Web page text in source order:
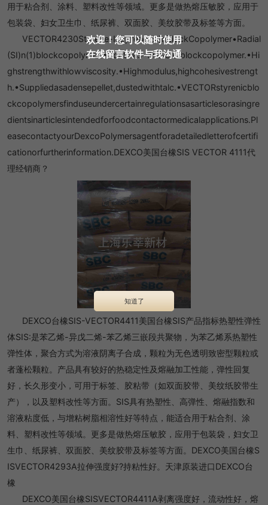
用于粘合剂、涂料、塑料改性等领域。更多是做热熔压敏胶，应用于
包装袋、妇女卫生巾、纸尿裤、双面胶、美纹胶带及标签等方面。
VECTOR4230Styrene-Isoprene(SI)nBlockCopolymer•Radial
(SI)n(1)blockcopolymer.•Contains~30%SIdiblockcopolymer.•Hi
ghstrengthwithlowviscosity.•Highmodulus,highcohesivestrengt
h.•Suppliedasadensepellet,dustedwithtalc.•VECTORstyrenicblo
ckcopolymersfinduseundercertainregulationsasarticlesorasingre
dientsinarticlesintendedforfoodcontactormedicalapplications.Pl
easecontactyourDexcoPolymersagentforadetailedletterofcertifi
cationorfurtherinformation.DEXCO美国台橡SIS VECTOR 4111代
理经销商？
DEXCO台橡SIS-VECTOR4411美国台橡SIS产品指标热塑性弹性
体SIS:是苯乙烯-异戊二烯-苯乙烯三嵌段共聚物，为苯乙烯系热塑性
弹性体，聚合方式为溶液阴离子合成，颗粒为无色透明致密型颗粒或
者蓬松颗粒。产品具有较好的热稳定性及熔融加工性能，弹性回复
好，长久形变小，可用于标签、胶粘带（如双面胶带、美纹纸胶带生
产），以及塑料改性等方面。SIS具有热塑性、高弹性、熔融指数和
溶液粘度低，与增粘树脂相溶性好等特点，能适合用于粘合剂、涂
料、塑料改性等领域。更多是做热熔压敏胶，应用于包装袋，妇女卫
生巾、纸尿裤、双面胶、美纹胶带及标签等方面。DEXCO美国台橡S
ISVECTOR4293A拉伸强度好?持粘性好。天津原装进口DEXCO台
橡
DEXCO美国台橡SISVECTOR4411A剥离强度好，流动性好，熔
欢迎！您可以随时使用
在线留言软件与我沟通
知道了